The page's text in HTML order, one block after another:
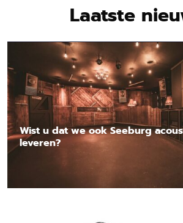
Laatste
Wist u dat we ook Seeburg
leveren?